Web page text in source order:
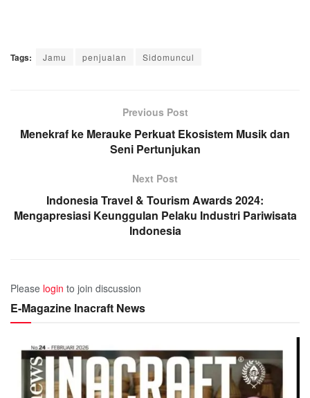
Tags: Jamu penjualan Sidomuncul
Previous Post
Menekraf ke Merauke Perkuat Ekosistem Musik dan
Seni Pertunjukan
Next Post
Indonesia Travel & Tourism Awards 2024:
Mengapresiasi Keunggulan Pelaku Industri Pariwisata
Indonesia
Please login to join discussion
E-Magazine Inacraft News